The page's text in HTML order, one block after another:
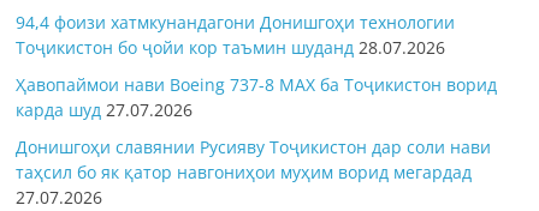
94,4 фоизи хатмкунандагони Донишгоҳи технологии
Тоҷикистон бо ҷойи кор таъмин шуданд 28.07.2026
Ҳавопаймои нави Boeing 737-8 MAX ба Тоҷикистон ворид
карда шуд 27.07.2026
Донишгоҳи славянии Русияву Тоҷикистон дар соли нави
таҳсил бо як қатор навгониҳои муҳим ворид мегардад
27.07.2026